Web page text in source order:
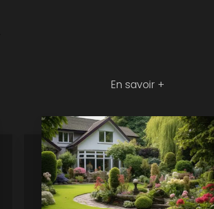
En savoir +